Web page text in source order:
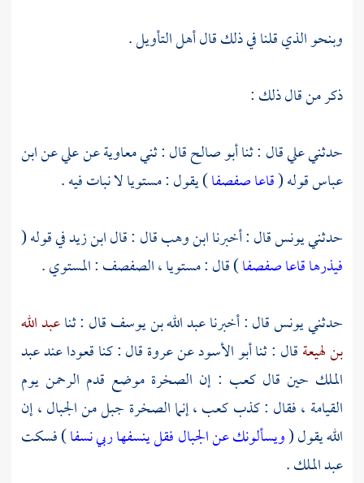
وبنحو الذي قلنا في ذلك قال أهل التأويل .
ذكر من قال ذلك :
حدثنيعليقال : ثناأبو صالحقال : ثنيمعاويةعنعليعنابن
عباسقوله (قاعا صفصفا) يقول : مستويا لا نبات فيه .
حدثنييونسقال : أخبرناابن وهبقال : قالابن زيدفي قوله (
فيذرها قاعا صفصفا) قال : مستويا ، الصفصف : المستوي .
حدثنييونسقال : أخبرناعبد الله بن يوسفقال : ثناعبد الله
بن لهيعةقال : ثناأبو الأسودعنعروةقال : كنا قعودا عندعبد
الملك حين قالكعب : إن الصخرة موضع قدم الرحمن يوم
القيامة ، فقال : كذبكعب، إنما الصخرة جبل من الجبال ، إن
الله يقول (ويسألونك عن الجبال فقل ينسفها ربي نسفا) فسكت
عبد الملك.